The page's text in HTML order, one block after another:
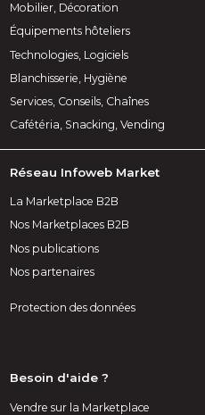
Mobilier, Décoration
Équipements hôteliers
Technologies, Logiciels
Blanchisserie, Hygiène
Services, Conseils, Chaînes
Cafétéria, Snacking, Vending
Réseau Infoweb Market
La Marketplace B2B
Nos Marketplaces B2B
Nos publications
Nos partenaires
Protection des données
Besoin d'aide ?
Vendre sur la Marketplace